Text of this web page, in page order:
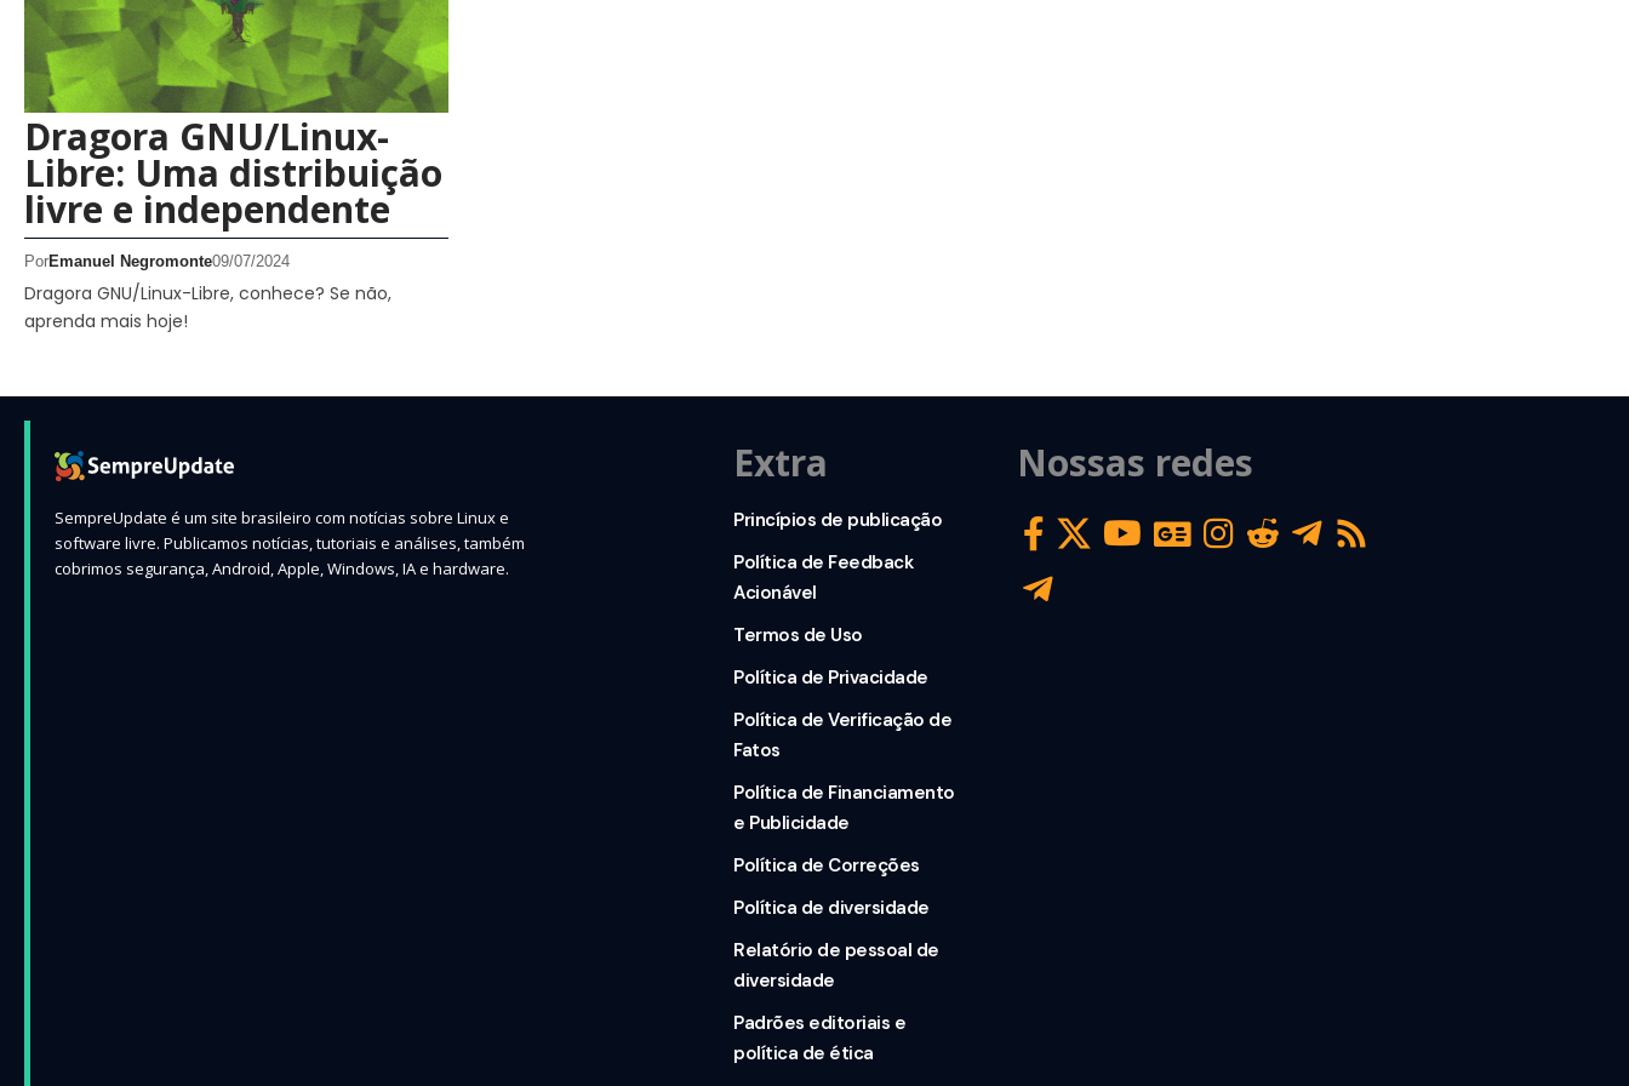
Dragora GNU/Linux-
Libre: Uma distribuição
livre e independente
PorEmanuel Negromonte09/07/2024
Dragora GNU/Linux-Libre, conhece? Se não,
aprenda mais hoje!
SempreUpdate é um site brasileiro com notícias sobre Linux e
software livre. Publicamos notícias, tutoriais e análises, também
cobrimos segurança, Android, Apple, Windows, IA e hardware.
Extra
Princípios de publicação
Política de Feedback
Acionável
Termos de Uso
Política de Privacidade
Política de Verificação de
Fatos
Política de Financiamento
e Publicidade
Política de Correções
Política de diversidade
Relatório de pessoal de
diversidade
Padrões editoriais e
política de ética
Nossas redes